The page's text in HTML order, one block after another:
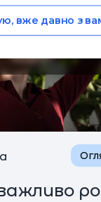
вже давно з